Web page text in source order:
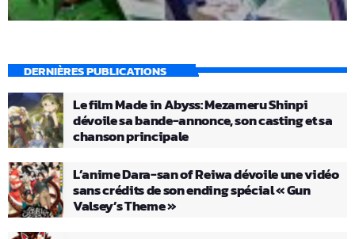
DERNIÈRES PUBLICATIONS
Le film Made in Abyss: Mezameru Shinpi
dévoile sa bande-annonce, son casting et sa
chanson principale
L’anime Dara-san of Reiwa dévoile une vidéo
sans crédits de son ending spécial « Gun
Valsey’s Theme »